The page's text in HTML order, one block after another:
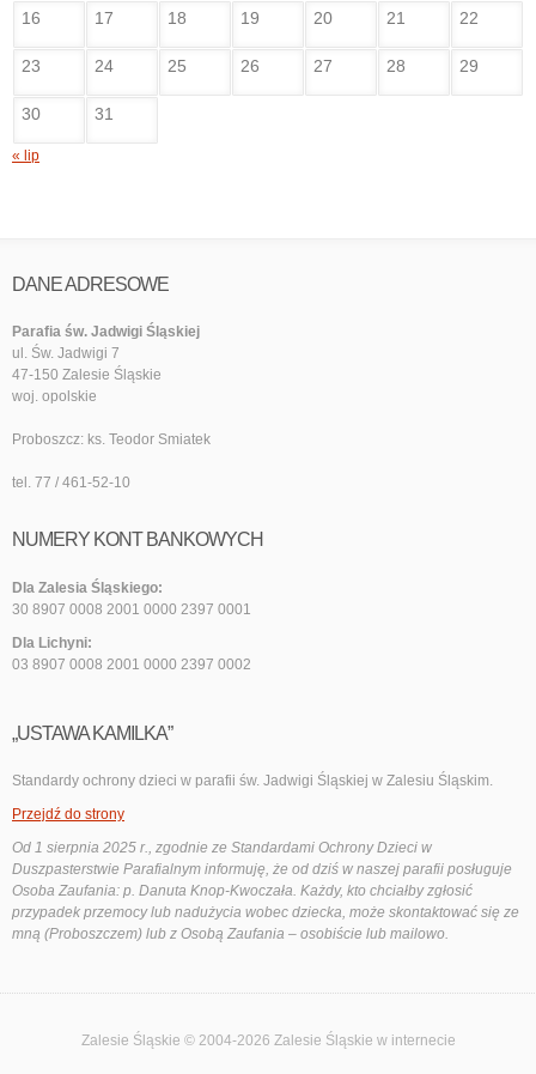
16 17 18 19 20 21 22
23 24 25 26 27 28 29
30 31
« lip
DANE ADRESOWE
Parafia św. Jadwigi Śląskiej
ul. Św. Jadwigi 7
47-150 Zalesie Śląskie
woj. opolskie
Proboszcz: ks. Teodor Smiatek
tel. 77 / 461-52-10
NUMERY KONT BANKOWYCH
Dla Zalesia Śląskiego:
30 8907 0008 2001 0000 2397 0001
Dla Lichyni:
03 8907 0008 2001 0000 2397 0002
„USTAWA KAMILKA”
Standardy ochrony dzieci w parafii św. Jadwigi Śląskiej w Zalesiu Śląskim.
Przejdź do strony
Od 1 sierpnia 2025 r., zgodnie ze Standardami Ochrony Dzieci w
Duszpasterstwie Parafialnym informuję, że od dziś w naszej parafii posługuje
Osoba Zaufania: p. Danuta Knop-Kwoczała. Każdy, kto chciałby zgłosić
przypadek przemocy lub nadużycia wobec dziecka, może skontaktować się ze
mną (Proboszczem) lub z Osobą Zaufania – osobiście lub mailowo.
Zalesie Śląskie © 2004-2026 Zalesie Śląskie w internecie